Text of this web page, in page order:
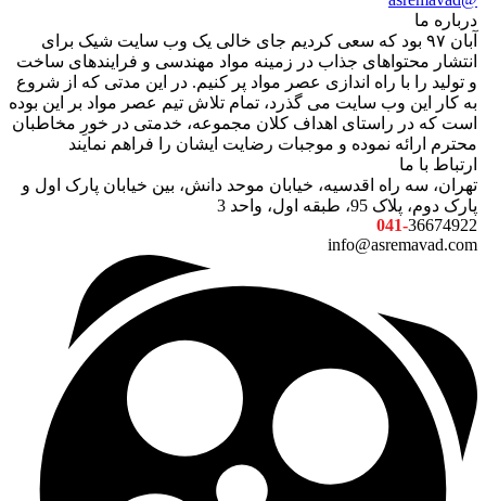
درباره ما
آبان ۹۷ بود که سعی کردیم جای خالی یک وب سایت شیک برای
انتشار محتواهای جذاب در زمینه مواد مهندسی و فرایندهای ساخت
و تولید را با راه اندازی عصر مواد پر کنیم. در این مدتی که از شروع
به کار این وب سایت می گذرد، تمام تلاش تیم عصر مواد بر این بوده
است که در راستای اهداف کلان مجموعه، خدمتی در خورِ مخاطبان
محترم ارائه نموده و موجبات رضایت ایشان را فراهم نمایند
ارتباط با ما
تهران، سه راه اقدسیه، خیابان موحد دانش، بین خیابان پارک اول و
پارک دوم، پلاک 95، طبقه اول، واحد 3
041-36674922
info@asremavad.com